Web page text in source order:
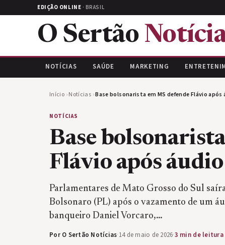
EDIÇÃO ONLINE · BRASIL
O Sertão
NOTÍCIAS SAÚDE MARKETING
Início ›Notícias ›Base bolsonarista em MS defende Flávio após
NOTÍCIAS
Base
Flávio após
Parlamentares de Mato Grosso do Sul
Bolsonaro (PL) após o vazamento de um
banqueiro Daniel Vorcaro,…
Por O Sertão Notícias·14 de maio de 2026·3 min de leitura